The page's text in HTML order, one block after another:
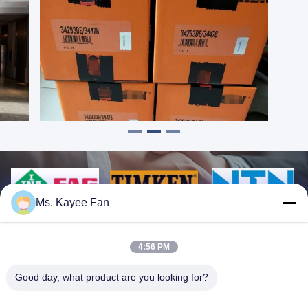
Ms. Kayee Fan
4:56 PM
Good day, what product are you looking for?